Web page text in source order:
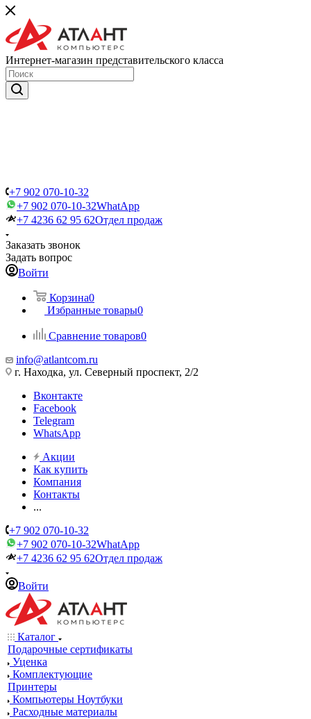
Интернет-магазин представительского класса
+7 902 070-10-32
+7 902 070-10-32WhatApp
+7 4236 62 95 62Отдел продаж
Заказать звонок
Задать вопрос
Войти
Корзина0
Избранные товары0
Сравнение товаров0
info@atlantcom.ru
г. Находка, ул. Северный проспект, 2/2
Вконтакте
Facebook
Telegram
WhatsApp
Акции
Как купить
Компания
Контакты
...
+7 902 070-10-32
+7 902 070-10-32WhatApp
+7 4236 62 95 62Отдел продаж
Войти
Каталог
Подарочные сертификаты
Уценка
Комплектующие
Принтеры
Компьютеры Ноутбуки
Расходные материалы